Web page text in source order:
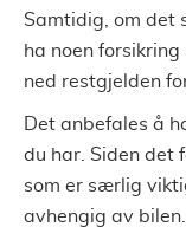
Samtidig, om det
ha noen
ned restgjelden
Det anbefales å
du har. Siden det
som er særlig
avhengig av bilen.